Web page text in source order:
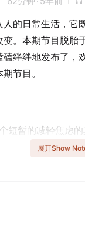
的日常生活，它
。本期节目脱胎
绊绊地发布了，
节目。
短暂的减轻焦虑
展开Show